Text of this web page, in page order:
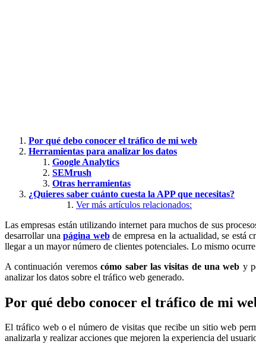
Por qué debo conocer el tráfico de mi web
Herramientas para analizar los datos
Google Analytics
SEMrush
Otras herramientas
¿Quieres saber cuánto cuesta la APP que necesitas?
Ver más artículos relacionados:
Las empresas están utilizando internet para muchos de sus
desarrollar unapágina webde empresa en la actualidad, se está
llegar a un mayor número de clientes potenciales. Lo mismo
A continuación veremoscómo saber las visitas de una web y
analizar los datos sobre el tráfico web generado.
Por qué debo conocer el tráfico de mi
El tráfico web o el número de visitas que recibe un sitio web
analizarla y realizar acciones que mejoren la experiencia del